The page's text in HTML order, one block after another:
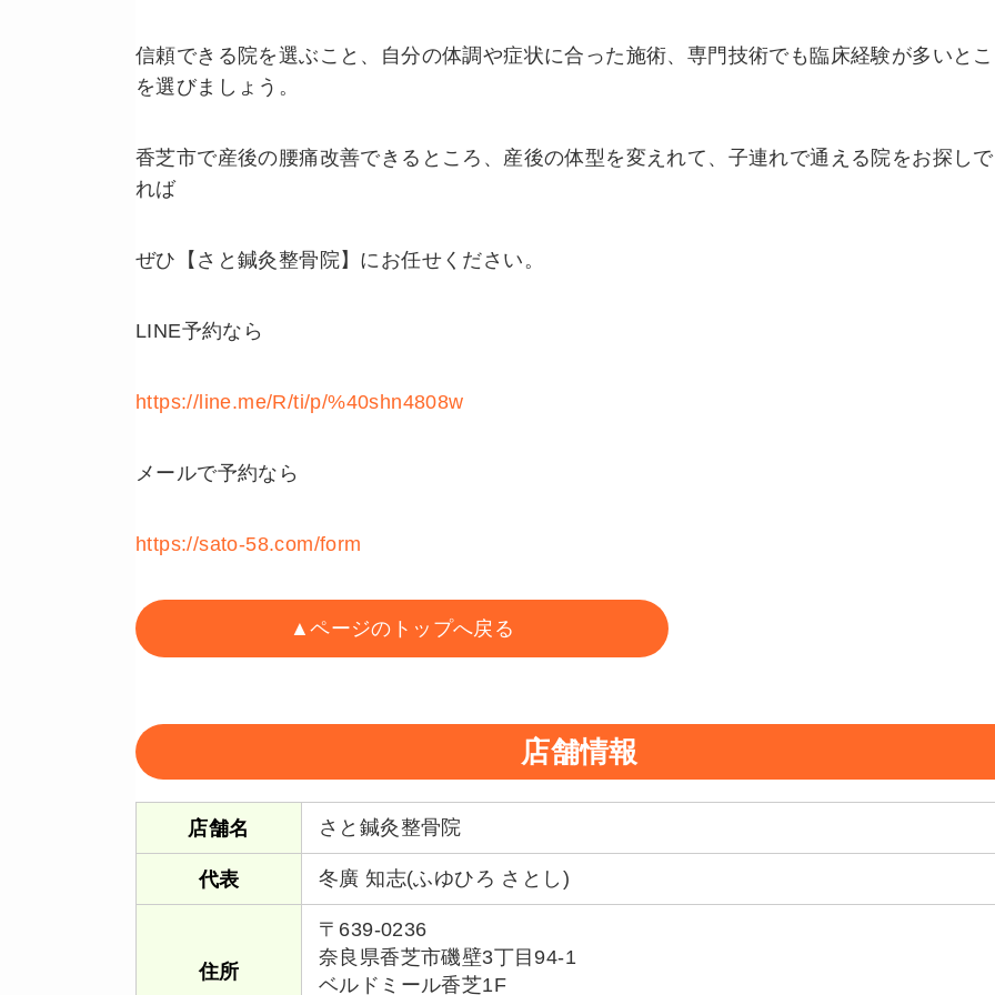
信頼できる院を選ぶこと、自分の体調や症状に合った施術、専門技術でも臨床経験が多いと
を選びましょう。
香芝市で産後の腰痛改善できるところ、産後の体型を変えれて、子連れで通える院をお探し
れば
ぜひ【さと鍼灸整骨院】にお任せください。
LINE予約なら
https://line.me/R/ti/p/%40shn4808w
メールで予約なら
https://sato-58.com/form
▲ページのトップへ戻る
店舗情報
店舗名 さと鍼灸整骨院
代表 冬廣 知志(ふゆひろ さとし)
住所
〒639-0236
奈良県香芝市磯壁3丁目94-1
ベルドミール香芝1F